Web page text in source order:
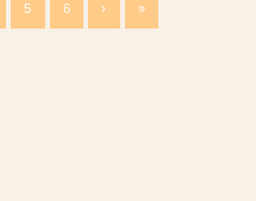
5 6 › »